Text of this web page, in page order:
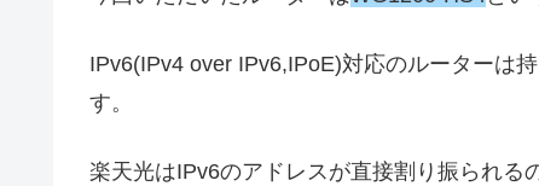
IPv6(IPv4 over IPv6,IPoE)対応のルーターは
す。
楽天光はIPv6のアドレスが直接割り振られる